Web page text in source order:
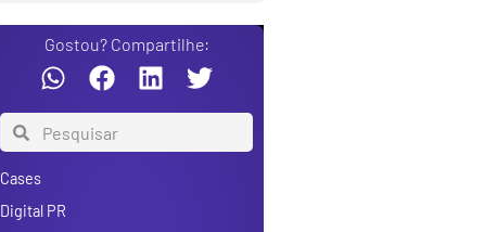
Gostou? Compartilhe:
Cases
Digital PR